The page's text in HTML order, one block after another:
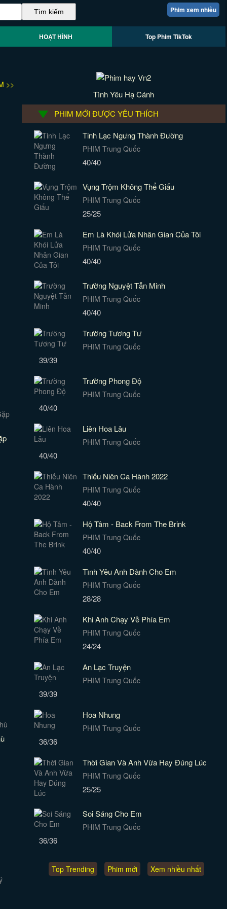
Phim xem nhiều
HOẠT HÌNH Top Phim TikTok
>>
Tình Yêu Hạ Cánh
PHIM MỚI ĐƯỢC YÊU THÍCH
Tinh Lạc Ngưng Thành Đường
PHIM Trung Quốc
40/40
Vụng Trộm Không Thể Giấu
PHIM Trung Quốc
25/25
Em Là Khói Lửa Nhân Gian Của Tôi
PHIM Trung Quốc
40/40
Trường Nguyệt Tẫn Minh
PHIM Trung Quốc
40/40
Trường Tương Tư
PHIM Trung Quốc
39/39
Trường Phong Độ
PHIM Trung Quốc
40/40
Liên Hoa Lâu
PHIM Trung Quốc
40/40
Thiếu Niên Ca Hành 2022
PHIM Trung Quốc
40/40
Hộ Tâm - Back From The Brink
PHIM Trung Quốc
40/40
Tình Yêu Anh Dành Cho Em
PHIM Trung Quốc
28/28
Khi Anh Chạy Về Phía Em
PHIM Trung Quốc
24/24
An Lạc Truyện
PHIM Trung Quốc
39/39
Hoa Nhung
PHIM Trung Quốc
36/36
Thời Gian Và Anh Vừa Hay Đúng Lúc
PHIM Trung Quốc
25/25
Soi Sáng Cho Em
PHIM Trung Quốc
36/36
Top Trending Phim mới Xem nhiều nhất